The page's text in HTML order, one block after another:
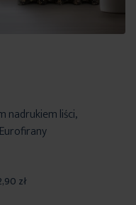
nadrukiem liści,
zł